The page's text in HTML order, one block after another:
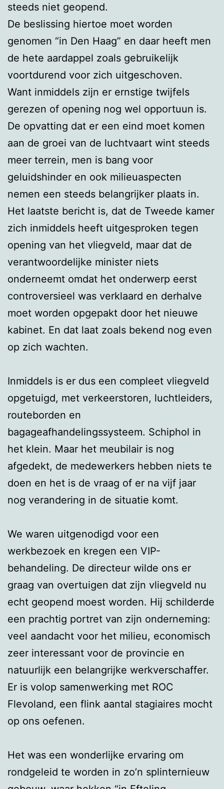
steeds niet geopend.
De beslissing hiertoe moet worden
genomen “in Den Haag” en daar heeft men
de hete aardappel zoals gebruikelijk
voortdurend voor zich uitgeschoven.
Want inmiddels zijn er ernstige twijfels
gerezen of opening nog wel opportuun is.
De opvatting dat er een eind moet komen
aan de groei van de luchtvaart wint steeds
meer terrein, men is bang voor
geluidshinder en ook milieuaspecten
nemen een steeds belangrijker plaats in.
Het laatste bericht is, dat de Tweede kamer
zich inmiddels heeft uitgesproken tegen
opening van het vliegveld, maar dat de
verantwoordelijke minister niets
onderneemt omdat het onderwerp eerst
controversieel was verklaard en derhalve
moet worden opgepakt door het nieuwe
kabinet. En dat laat zoals bekend nog even
op zich wachten.
Inmiddels is er dus een compleet vliegveld
opgetuigd, met verkeerstoren, luchtleiders,
routeborden en
bagageafhandelingssysteem. Schiphol in
het klein. Maar het meubilair is nog
afgedekt, de medewerkers hebben niets te
doen en het is de vraag of er na vijf jaar
nog verandering in de situatie komt.
We waren uitgenodigd voor een
werkbezoek en kregen een VIP-
behandeling. De directeur wilde ons er
graag van overtuigen dat zijn vliegveld nu
echt geopend moest worden. Hij schilderde
een prachtig portret van zijn onderneming:
veel aandacht voor het milieu, economisch
zeer interessant voor de provincie en
natuurlijk een belangrijke werkverschaffer.
Er is volop samenwerking met ROC
Flevoland, een flink aantal stagiaires mocht
op ons oefenen.
Het was een wonderlijke ervaring om
rondgeleid te worden in zo’n splinternieuw